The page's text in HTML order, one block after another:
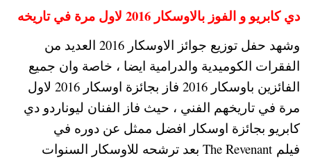
دي كابريو و الفوز بالاوسكار 2016 لاول مرة في تاريخه
وشهد حفل توزيع جوائز الاوسكار 2016 العديد من
الفقرات الكوميدية والدرامية ايضا ، خاصة وان جميع
الفائزين باوسكار 2016 فاز بجائزة اوسكار 2016 لاول
مرة في تاريخهم الفني ، حيث فاز الفنان ليوناردو دي
كابريو بجائزة اوسكار افضل ممثل عن دوره في
فيلم The Revenant بعد ترشحه للاوسكار السنوات